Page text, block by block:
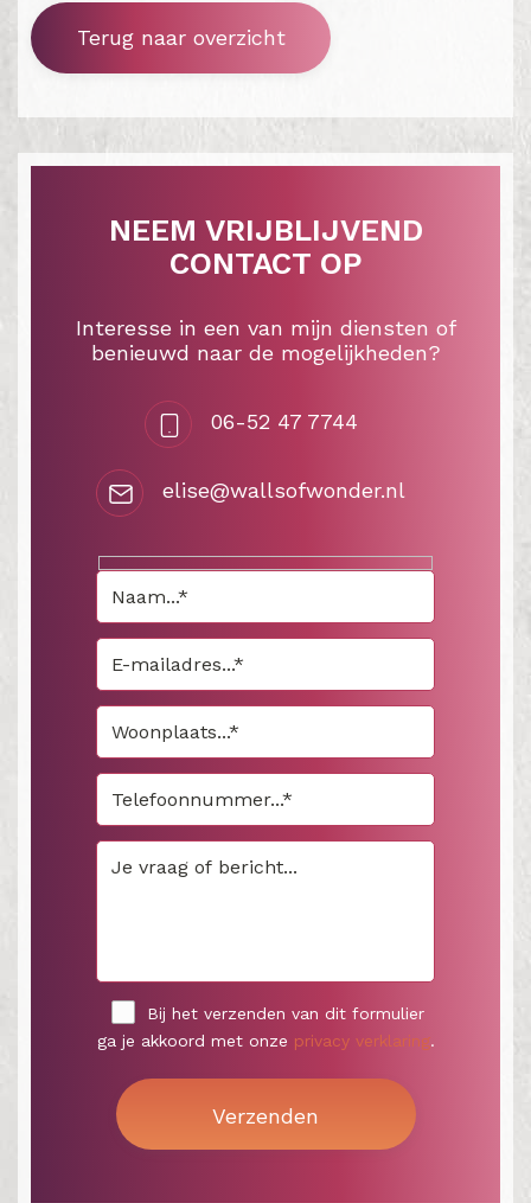
Terug naar overzicht
NEEM VRIJBLIJVEND
CONTACT OP
Interesse in een van mijn diensten of
benieuwd naar de mogelijkheden?
06-52 47 7744
elise@wallsofwonder.nl
Bij het verzenden van dit formulier
ga je akkoord met onze privacy verklaring.